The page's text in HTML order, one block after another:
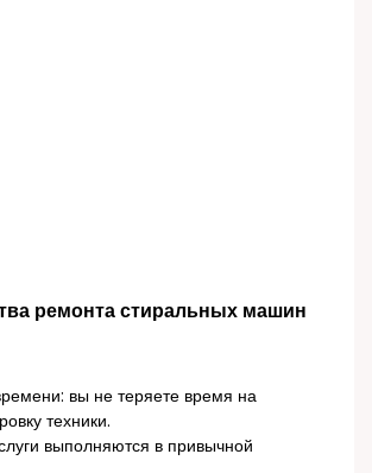
ремонта стиральных машин
вы не теряете время на
техники.
выполняются в привычной